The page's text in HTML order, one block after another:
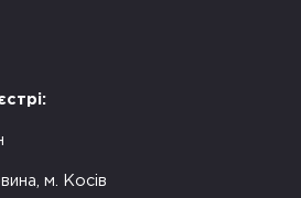
м. Косів